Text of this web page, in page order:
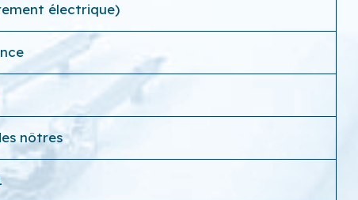
électrique)
nôtres